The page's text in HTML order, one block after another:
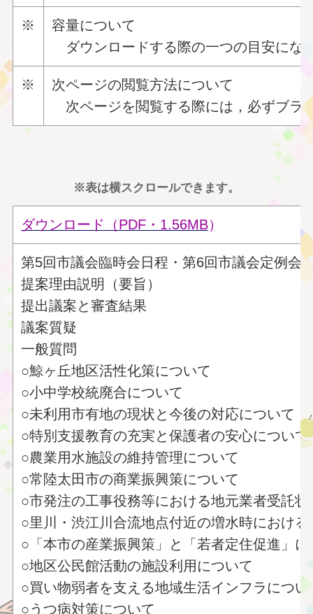
※
容量について
ダウンロードする際の一つの目安にな
※
次ページの閲覧方法について
次ページを閲覧する際には，必ずブラ
※表は横スクロールできます。
ダウンロード（PDF・1.56MB）
第5回市議会臨時会日程・第6回市議会定例会
提案理由説明（要旨）
提出議案と審査結果
議案質疑
一般質問
○鯨ヶ丘地区活性化策について
○小中学校統廃合について
○未利用市有地の現状と今後の対応について
○特別支援教育の充実と保護者の安心について
○農業用水施設の維持管理について
○常陸太田市の商業振興策について
○市発注の工事役務等における地元業者受託
○里川・渋江川合流地点付近の増水時におけ
○「本市の産業振興策」と「若者定住促進」に
○地区公民館活動の施設利用について
○買い物弱者を支える地域生活インフラについ
○うつ病対策について